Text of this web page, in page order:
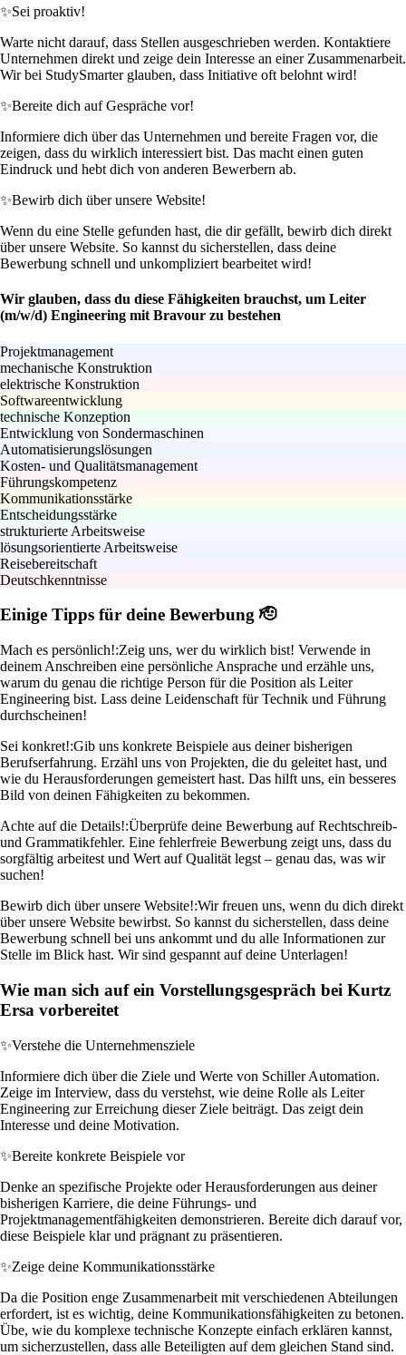
✨Sei proaktiv!
Warte nicht darauf, dass Stellen ausgeschrieben werden. Kontaktiere
Unternehmen direkt und zeige dein Interesse an einer Zusammenarbeit.
Wir bei StudySmarter glauben, dass Initiative oft belohnt wird!
✨Bereite dich auf Gespräche vor!
Informiere dich über das Unternehmen und bereite Fragen vor, die
zeigen, dass du wirklich interessiert bist. Das macht einen guten
Eindruck und hebt dich von anderen Bewerbern ab.
✨Bewirb dich über unsere Website!
Wenn du eine Stelle gefunden hast, die dir gefällt, bewirb dich direkt
über unsere Website. So kannst du sicherstellen, dass deine
Bewerbung schnell und unkompliziert bearbeitet wird!
Wir glauben, dass du diese Fähigkeiten brauchst, um Leiter
(m/w/d) Engineering mit Bravour zu bestehen
Projektmanagement
mechanische Konstruktion
elektrische Konstruktion
Softwareentwicklung
technische Konzeption
Entwicklung von Sondermaschinen
Automatisierungslösungen
Kosten- und Qualitätsmanagement
Führungskompetenz
Kommunikationsstärke
Entscheidungsstärke
strukturierte Arbeitsweise
lösungsorientierte Arbeitsweise
Reisebereitschaft
Deutschkenntnisse
Einige Tipps für deine Bewerbung 🫡
Mach es persönlich!:Zeig uns, wer du wirklich bist! Verwende in
deinem Anschreiben eine persönliche Ansprache und erzähle uns,
warum du genau die richtige Person für die Position als Leiter
Engineering bist. Lass deine Leidenschaft für Technik und Führung
durchscheinen!
Sei konkret!:Gib uns konkrete Beispiele aus deiner bisherigen
Berufserfahrung. Erzähl uns von Projekten, die du geleitet hast, und
wie du Herausforderungen gemeistert hast. Das hilft uns, ein besseres
Bild von deinen Fähigkeiten zu bekommen.
Achte auf die Details!:Überprüfe deine Bewerbung auf Rechtschreib-
und Grammatikfehler. Eine fehlerfreie Bewerbung zeigt uns, dass du
sorgfältig arbeitest und Wert auf Qualität legst – genau das, was wir
suchen!
Bewirb dich über unsere Website!:Wir freuen uns, wenn du dich direkt
über unsere Website bewirbst. So kannst du sicherstellen, dass deine
Bewerbung schnell bei uns ankommt und du alle Informationen zur
Stelle im Blick hast. Wir sind gespannt auf deine Unterlagen!
Wie man sich auf ein Vorstellungsgespräch bei Kurtz
Ersa vorbereitet
✨Verstehe die Unternehmensziele
Informiere dich über die Ziele und Werte von Schiller Automation.
Zeige im Interview, dass du verstehst, wie deine Rolle als Leiter
Engineering zur Erreichung dieser Ziele beiträgt. Das zeigt dein
Interesse und deine Motivation.
✨Bereite konkrete Beispiele vor
Denke an spezifische Projekte oder Herausforderungen aus deiner
bisherigen Karriere, die deine Führungs- und
Projektmanagementfähigkeiten demonstrieren. Bereite dich darauf vor,
diese Beispiele klar und prägnant zu präsentieren.
✨Zeige deine Kommunikationsstärke
Da die Position enge Zusammenarbeit mit verschiedenen Abteilungen
erfordert, ist es wichtig, deine Kommunikationsfähigkeiten zu betonen.
Übe, wie du komplexe technische Konzepte einfach erklären kannst,
um sicherzustellen, dass alle Beteiligten auf dem gleichen Stand sind.